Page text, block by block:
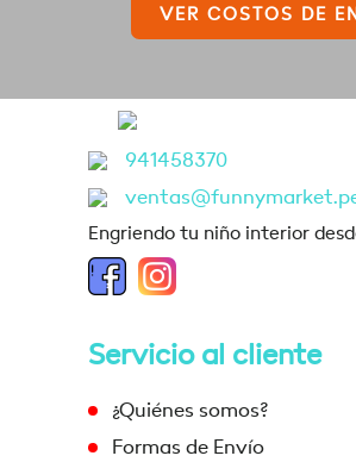
VER COSTOS DE
941458370
Engriendo tu niño interior
Servicio al cliente
¿Quiénes somos?
Formas de Envío